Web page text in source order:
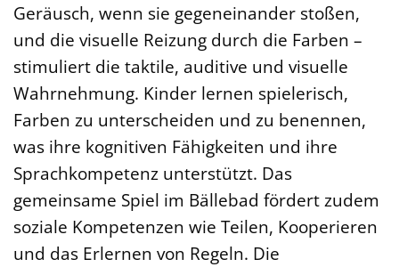
Geräusch, wenn sie gegeneinander stoßen,
und die visuelle Reizung durch die Farben –
stimuliert die taktile, auditive und visuelle
Wahrnehmung. Kinder lernen spielerisch,
Farben zu unterscheiden und zu benennen,
was ihre kognitiven Fähigkeiten und ihre
Sprachkompetenz unterstützt. Das
gemeinsame Spiel im Bällebad fördert zudem
soziale Kompetenzen wie Teilen, Kooperieren
und das Erlernen von Regeln. Die